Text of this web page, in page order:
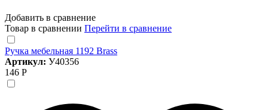
Добавить в сравнение
Товар в сравнении Перейти в сравнение
Ручка мебельная 1192 Brass
Артикул: У40356
146 Р